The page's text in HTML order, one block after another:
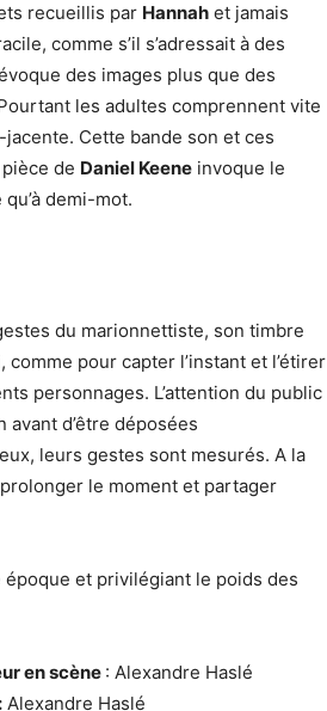
recueillis par Hannah et jamais
comme s’il s’adressait à des
des images plus que des
les adultes comprennent vite
Cette bande son et ces
de Daniel Keene invoque le
demi-mot.
du marionnettiste, son timbre
pour capter l’instant et l’étirer
personnages. L’attention du public
d’être déposées
leurs gestes sont mesurés. A la
le moment et partager
et privilégiant le poids des
en scène : Alexandre Haslé
Alexandre Haslé